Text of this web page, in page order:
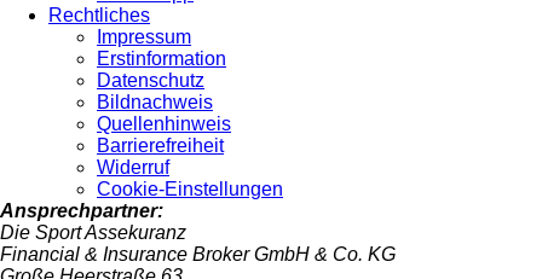
Rechtliches
Impressum
Erstinformation
Datenschutz
Bildnachweis
Quellenhinweis
Barrierefreiheit
Widerruf
Cookie-Einstellungen
Ansprechpartner:
Die Sport Assekuranz
Financial & Insurance Broker GmbH & Co. KG